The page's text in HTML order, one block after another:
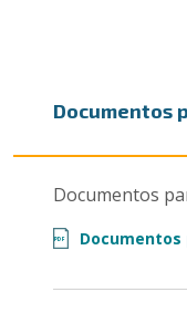
Documentos
Documentos
PDF